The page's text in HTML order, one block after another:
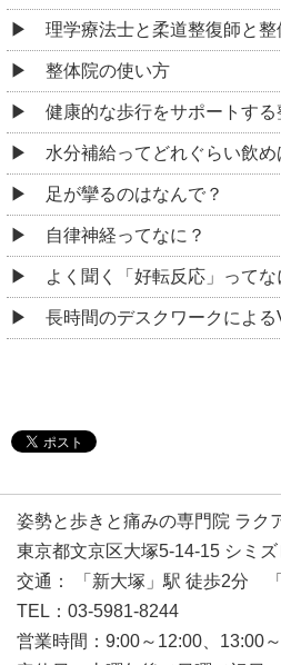
理学療法士と柔道整復師と整
整体院の使い方
健康的な歩行をサポートする
水分補給ってどれぐらい飲め
足が攣るのはなんで？
自律神経ってなに？
よく聞く「好転反応」ってな
長時間のデスクワークによる
姿勢と歩きと痛みの専門院 ラク
東京都文京区大塚5-14-15 シミ
交通： 「新大塚」駅 徒歩2分
TEL：03-5981-8244
営業時間：9:00～12:00、13:00